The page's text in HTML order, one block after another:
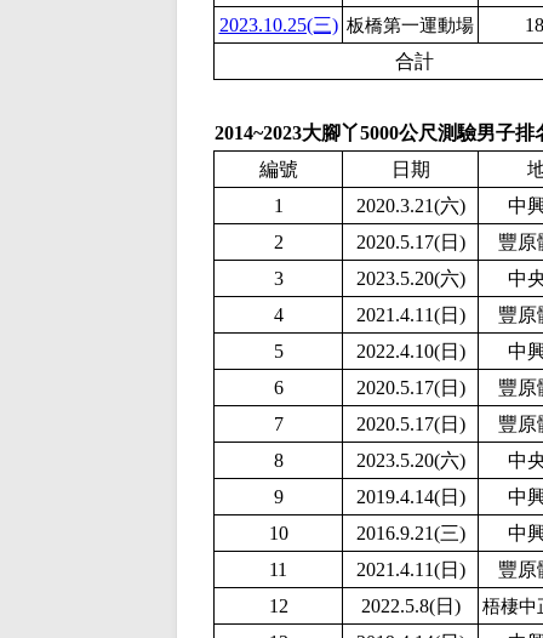
2023.10.25(三) 板橋第一運動場
合計
2014~2023大腳丫5000公尺測驗男子排
編號
日期
1
2020.3.21(六)
中
2
2020.5.17(日)
豐原
3
2023.5.20(六)
中
4
2021.4.11(日)
豐原
5
2022.4.10(日)
中
6
2020.5.17(日)
豐原
7
2020.5.17(日)
豐原
8
2023.5.20(六)
中
9
2019.4.14(日)
中
10
2016.9.21(三)
中
11
2021.4.11(日)
豐原
12
2022.5.8(日) 梧棲中